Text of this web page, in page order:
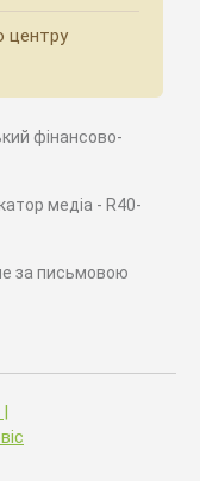
центру
фінансово-
медіа - R40-
за письмовою